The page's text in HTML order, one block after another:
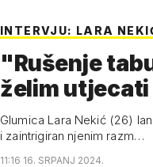
INTERVJU: LARA
"Rušenje
želim
Glumica Lara Nekić (26)
i zaintrigiran njenim razm…
11:16 16. SRPANJ 2024.